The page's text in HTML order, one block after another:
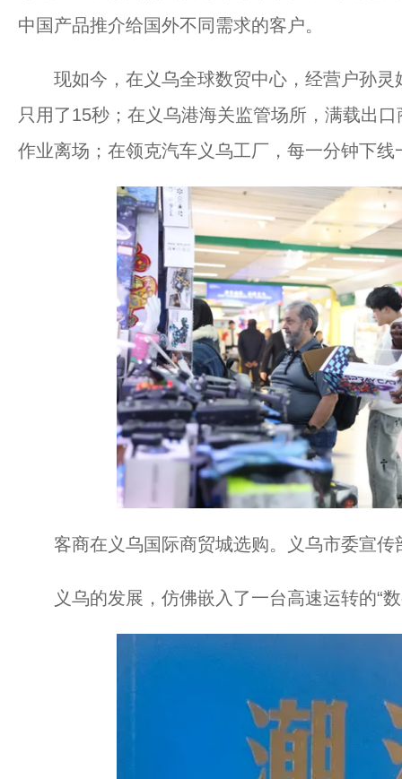
中国产品推介给国外不同需求的客户。
现如今，在义乌全球数贸中心，经营户孙灵
只用了15秒；在义乌港海关监管场所，满载出
作业离场；在领克汽车义乌工厂，每一分钟下
客商在义乌国际商贸城选购。义乌市委宣传
义乌的发展，仿佛嵌入了一台高速运转的“数